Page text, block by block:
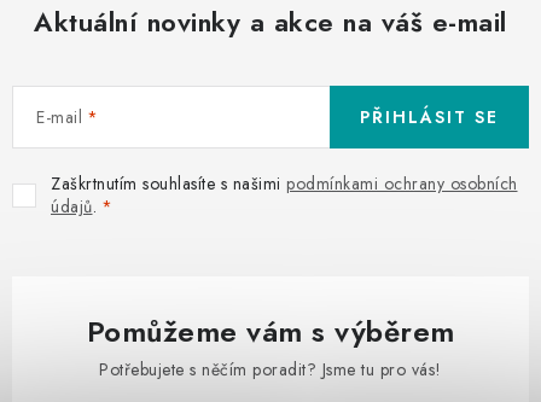
Aktuální novinky a akce na váš e-mail
E-mail
Zaškrtnutím souhlasíte s našimi podmínkami ochrany osobních
údajů.
PŘIHLÁSIT SE
Pomůžeme vám s výběrem
Potřebujete s něčím poradit? Jsme tu pro vás!